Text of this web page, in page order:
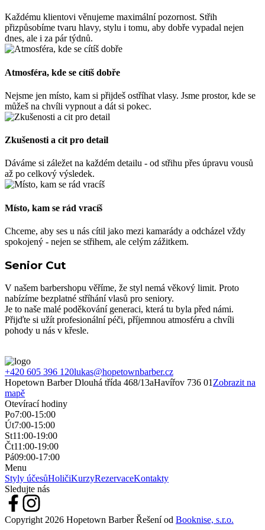
Každému klientovi věnujeme maximální pozornost. Střih
přizpůsobíme tvaru hlavy, stylu i tomu, aby dobře vypadal nejen
dnes, ale i za pár týdnů.
Atmosféra, kde se cítíš dobře
Nejsme jen místo, kam si přijdeš ostříhat vlasy. Jsme prostor, kde se
můžeš na chvíli vypnout a dát si pokec.
Zkušenosti a cit pro detail
Dáváme si záležet na každém detailu - od střihu přes úpravu vousů
až po celkový výsledek.
Místo, kam se rád vracíš
Chceme, aby ses u nás cítil jako mezi kamarády a odcházel vždy
spokojený - nejen se střihem, ale celým zážitkem.
Senior Cut
V našem barbershopu věříme, že styl nemá věkový limit. Proto
nabízíme bezplatné stříhání vlasů pro seniory.
Je to naše malé poděkování generaci, která tu byla před námi.
Přijďte si užít profesionální péči, příjemnou atmosféru a chvíli
pohody u nás v křesle.
+420 605 396 120lukas@hopetownbarber.cz
Hopetown BarberDlouhá třída 468/13aHavířov 736 01 Zobrazit na
mapě
Otevírací hodiny
Po7:00-15:00
Út7:00-15:00
St11:00-19:00
Čt11:00-19:00
Pá09:00-17:00
Menu
Styly účesůHoličiKurzyRezervaceKontakty
Sledujte nás
Copyright 2026 Hopetown BarberŘešení od Booknise, s.r.o.